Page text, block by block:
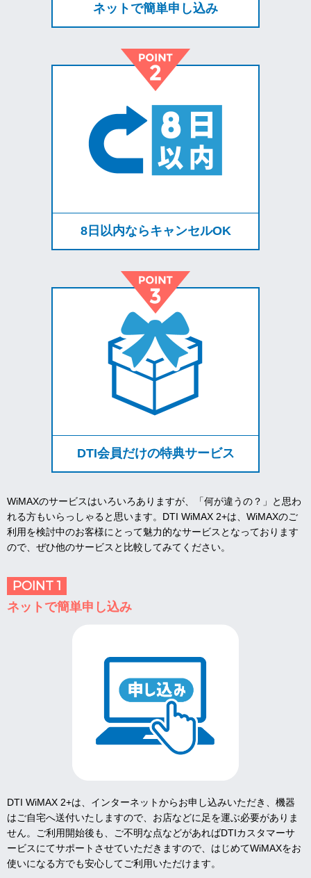
ネットで簡単申し込み
8日以内ならキャンセルOK
DTI会員だけの特典サービス
WiMAXのサービスはいろいろありますが、「何が違うの？」と思わ
れる方もいらっしゃると思います。DTI WiMAX 2+は、WiMAXのご
利用を検討中のお客様にとって魅力的なサービスとなっております
ので、ぜひ他のサービスと比較してみてください。
POINT 1
ネットで簡単申し込み
DTI WiMAX 2+は、インターネットからお申し込みいただき、機器
はご自宅へ送付いたしますので、お店などに足を運ぶ必要がありま
せん。ご利用開始後も、ご不明な点などがあればDTIカスタマーサ
ービスにてサポートさせていただきますので、はじめてWiMAXをお
使いになる方でも安心してご利用いただけます。